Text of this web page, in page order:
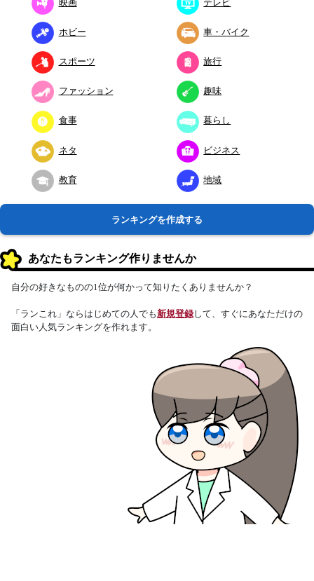
映画 テレビ
ホビー 車・バイク
スポーツ 旅行
ファッション 趣味
食事 暮らし
ネタ ビジネス
教育 地域
ランキングを作成する
あなたもランキング作りませんか
自分の好きなものの1位が何かって知りたくありませんか？
「ランこれ」ならはじめての人でも新規登録して、すぐにあなただけの
面白い人気ランキングを作れます。